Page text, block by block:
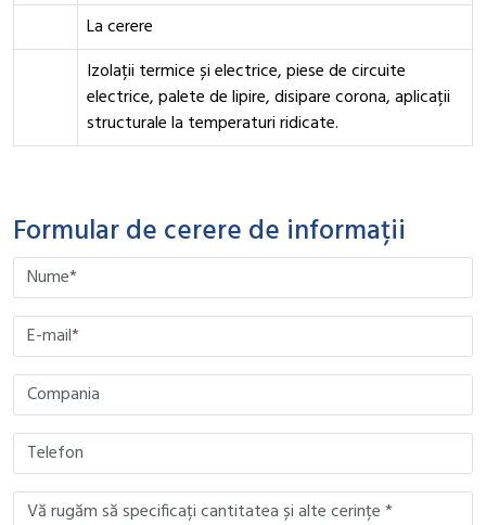
La cerere
Izolații termice și electrice, piese de circuite
electrice, palete de lipire, disipare corona, aplicații
structurale la temperaturi ridicate.
Formular de cerere de informații
Please leave this field empty.
Please leave this field empty.
Please leave this field empty.
Please leave this field empty.